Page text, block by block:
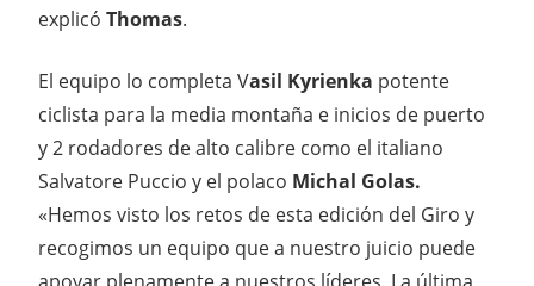
explicó Thomas.
El equipo lo completa Vasil Kyrienka potente
ciclista para la media montaña e inicios de puerto
y 2 rodadores de alto calibre como el italiano
Salvatore Puccio y el polaco Michal Golas.
«Hemos visto los retos de esta edición del Giro y
recogimos un equipo que a nuestro juicio puede